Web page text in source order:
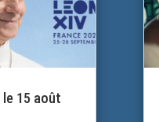
15 août